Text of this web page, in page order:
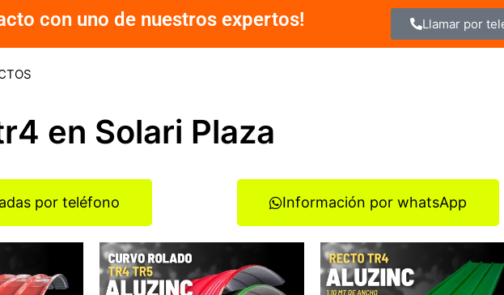
con uno de nuestros expertos! Llamar por
en Solari Plaza
por teléfono Información por whatsApp